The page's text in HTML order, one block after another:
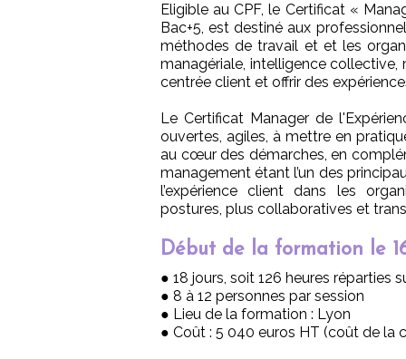
Eligible au CPF, le Certificat «
Bac+5, est destiné aux
méthodes de travail et et les
managériale, intelligence
centrée client et offrir des
Le Certificat Manager de
ouvertes, agiles, à mettre en
au cœur des démarches, en
management étant l’un des
l’expérience client dans les
postures, plus collaboratives et
Début de la formation le
● 18 jours, soit 126 heures réparties
● 8 à 12 personnes par session
● Lieu de la formation : Lyon
● Coût : 5 040 euros HT (coût de la